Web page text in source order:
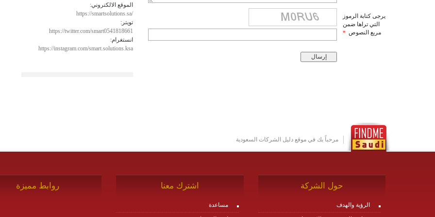
يرجى كتابة الرموز
التي تراها ضمن
مربع النصوص *
الموقع الالكتروني:
https://smartsolutions.sa/
تويتر:
https://twitter.com/smart0541818661
انستغرام:
https://instagram.com/smart.solutions.ksa
مرحباً بك في موقع دليل الشركات السعودية
حول الشركة
الرؤية والهدف
اشترك معنا
مساعدة
روابط مميزة